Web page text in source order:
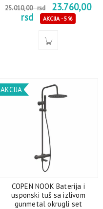
25.010,00rsd
23.760,00
rsd
AKCIJA - 5%
AKCIJA
COPEN NOOK Baterija i
usponski tuš sa izlivom
gunmetal okrugli set